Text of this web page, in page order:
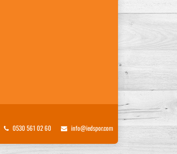
0530 561 02 60 info@iedspor.com